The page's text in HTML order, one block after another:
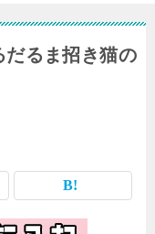
だるま招き猫の